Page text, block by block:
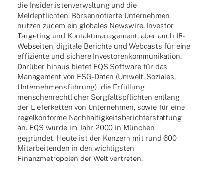
die Insi­der­lis­ten­ver­wal­tung und die
Melde­pflich­ten. Börsen­no­tierte Unter­neh­men
nutzen zudem ein globa­les News­wire, Inves­tor
Targe­ting und Kontakt­ma­nage­ment, aber auch IR-
Websei­­ten, digi­tale Berichte und Webcasts für eine
effi­zi­ente und sichere Inves­to­ren­kom­mu­ni­ka­tion.
Darüber hinaus bietet EQS Soft­ware für das
Manage­ment von ESG-Daten (Umwelt, Sozia­les,
Unter­neh­mens­füh­rung), die Erfül­lung
menschen­recht­li­cher Sorg­falts­pflich­ten entlang
der Liefer­ket­ten von Unter­neh­men, sowie für eine
regel­kon­forme Nach­hal­tig­keits­be­richt­erstat­tung
an. EQS wurde im Jahr 2000 in München
gegrün­det. Heute ist der Konzern mit rund 600
Mitar­bei­ten­den in den wich­tigs­ten
Finanz­me­tro­po­len der Welt vertreten.